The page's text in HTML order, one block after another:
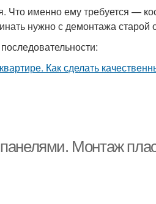
именно ему требуется —
нужно с демонтажа старой
Монтаж